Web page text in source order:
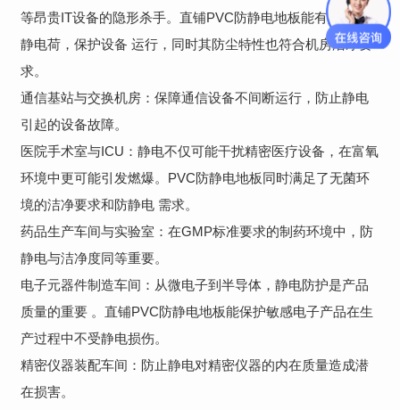
等昂贵IT设备的隐形杀手。直铺PVC防静电地板能有效泄放
静电荷，保护设备 运行，同时其防尘特性也符合机房洁净要
求。
通信基站与交换机房：保障通信设备不间断运行，防止静电
引起的设备故障。
医院手术室与ICU：静电不仅可能干扰精密医疗设备，在富氧
环境中更可能引发燃爆。PVC防静电地板同时满足了无菌环
境的洁净要求和防静电 需求。
药品生产车间与实验室：在GMP标准要求的制药环境中，防
静电与洁净度同等重要。
电子元器件制造车间：从微电子到半导体，静电防护是产品
质量的重要 。直铺PVC防静电地板能保护敏感电子产品在生
产过程中不受静电损伤。
精密仪器装配车间：防止静电对精密仪器的内在质量造成潜
在损害。